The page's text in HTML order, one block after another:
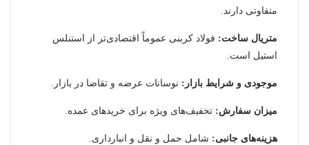
متفاوتی دارند.
متریال ساخت: فولاد کربنی عموماً اقتصادی‌تر از استنلس
استیل است.
موجودی و شرایط بازار: نوسانات عرضه و تقاضا در بازار.
میزان سفارش: تخفیف‌های ویژه برای خریدهای عمده.
هزینه‌های جانبی: شامل حمل و نقل و انبارداری.